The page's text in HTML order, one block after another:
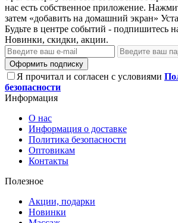
нас есть собственное приложение.
затем «добавить на домашний экран»
Будьте в центре событий - подпишитесь
Новинки, скидки, акции.
Оформить подписку
Я прочитал и согласен с условиями
безопасности
Информация
О нас
Информация о доставке
Политика безопасности
Оптовикам
Контакты
Полезное
Акции, подарки
Новинки